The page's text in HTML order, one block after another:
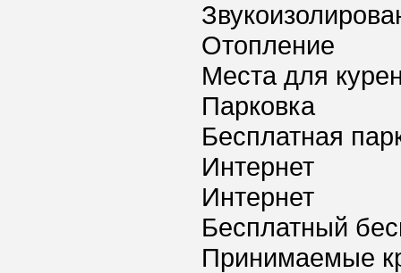
Отопление
Места для
Парковка
Бесплатная
Интернет
Интернет
Бесплатный
Принимаемые